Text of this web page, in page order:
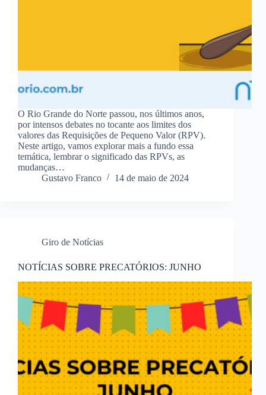
O Rio Grande do Norte passou, nos últimos anos,
por intensos debates no tocante aos limites dos
valores das Requisições de Pequeno Valor (RPV).
Neste artigo, vamos explorar mais a fundo essa
temática, lembrar o significado das RPVs, as
mudanças…
Gustavo Franco
14 de maio de 2024
Giro de Notícias
NOTÍCIAS SOBRE PRECATÓRIOS: JUNHO